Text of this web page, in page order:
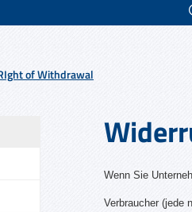
of Withdrawal
Wenn Sie
Verbraucher (jede